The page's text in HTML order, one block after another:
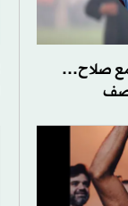
صلاح…